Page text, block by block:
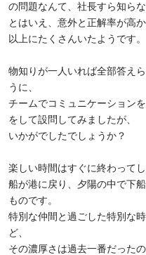
の問題なんて、社長すら知ら
とはいえ、意外と正解率が高
以上にたくさんいたようです。
物知りが一人いれば全部答え
うに、
チームでコミュニケーション
をして設問してみましたが、
いかがでしたでしょうか？
楽しい時間はすぐに終わってし
船が港に戻り、夕陽の中で下
ものです。
特別な仲間と過ごした特別な
ど、
その濃厚さは過去一番だった